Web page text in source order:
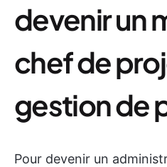
devenir un
chef de
gestion de
Pour devenir un